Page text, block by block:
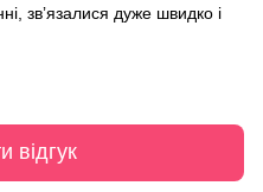
звʼязалися дуже швидко і
відгук